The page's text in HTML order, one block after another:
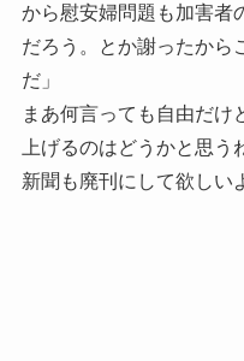
から慰安婦問題も加害者
だろう。とか謝ったから
だ」
まあ何言っても自由だけ
上げるのはどうかと思
新聞も廃刊にして欲しい